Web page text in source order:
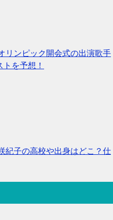
リンピック開会式の出演歌手
を予想！
紀子の高校や出身はどこ？仕